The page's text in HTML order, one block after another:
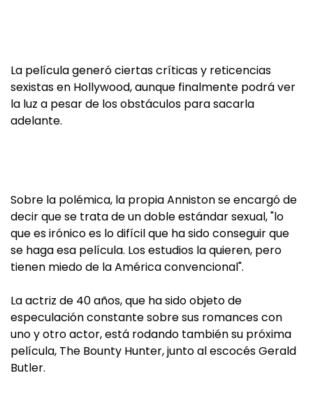
La película generó ciertas críticas y reticencias
sexistas en Hollywood, aunque finalmente podrá ver
la luz a pesar de los obstáculos para sacarla
adelante.
Sobre la polémica, la propia Anniston se encargó de
decir que se trata de un doble estándar sexual, "lo
que es irónico es lo difícil que ha sido conseguir que
se haga esa película. Los estudios la quieren, pero
tienen miedo de la América convencional".
La actriz de 40 años, que ha sido objeto de
especulación constante sobre sus romances con
uno y otro actor, está rodando también su próxima
película, The Bounty Hunter, junto al escocés Gerald
Butler.